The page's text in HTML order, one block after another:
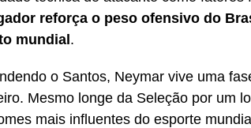
reforça o peso ofensivo do
mundial.
o Santos, Neymar vive uma
Mesmo longe da Seleção por um
mais influentes do esporte